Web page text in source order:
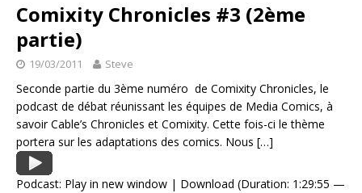
Comixity Chronicles #3 (2ème
partie)
19/03/2011 Steve
Seconde partie du 3ème numéro de Comixity Chronicles, le
podcast de débat réunissant les équipes de Media Comics, à
savoir Cable’s Chronicles et Comixity. Cette fois-ci le thème
portera sur les adaptations des comics. Nous […]
Podcast: Play in new window | Download (Duration: 1:29:55 —